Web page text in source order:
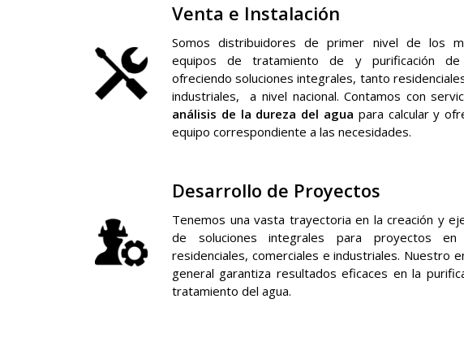
Venta e Instalación
Somos distribuidores de primer nivel de los
equipos de tratamiento de y purificación de
ofreciendo soluciones integrales, tanto
industriales, a nivel nacional. Contamos con
análisis de la dureza del agua para calcular y
equipo correspondiente a las necesidades.
Desarrollo de Proyectos
Tenemos una vasta trayectoria en la creación y
de soluciones integrales para proyectos en
residenciales, comerciales e industriales. Nuestro
general garantiza resultados eficaces en la
tratamiento del agua.